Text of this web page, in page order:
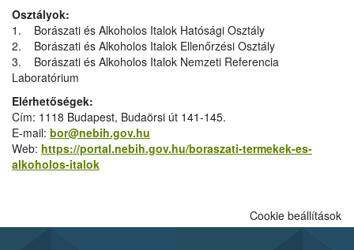
Osztályok:
1. Borászati és Alkoholos Italok Hatósági Osztály
2. Borászati és Alkoholos Italok Ellenőrzési Osztály
3. Borászati és Alkoholos Italok Nemzeti Referencia
Laboratórium
Elérhetőségek:
Cím: 1118 Budapest, Budaörsi út 141-145.
E-mail: bor@nebih.gov.hu
Web: https://portal.nebih.gov.hu/boraszati-termekek-es-
alkoholos-italok
Cookie beállítások